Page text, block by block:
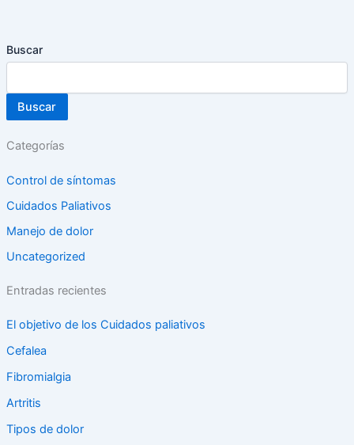
Buscar
Buscar
Categorías
Control de síntomas
Cuidados Paliativos
Manejo de dolor
Uncategorized
Entradas recientes
El objetivo de los Cuidados paliativos
Cefalea
Fibromialgia
Artritis
Tipos de dolor